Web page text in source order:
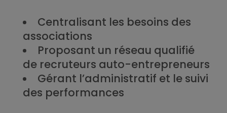
Centralisant les besoins des
associations
Proposant un réseau qualifié
de recruteurs auto-entrepreneurs
Gérant l’administratif et le suivi
des performances